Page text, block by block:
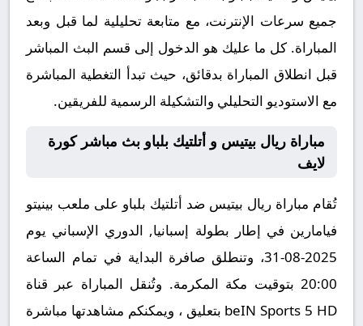
جميع سرعات الإنترنت، مع متابعة تحليلية لما قبل وبعد
المباراة. كل ما عليك هو الدخول إلى قسم البث المباشر
قبل انطلاق المباراة بدقائق، حيث تبدأ التغطية المباشرة
مع الاستوديو التحليلي والتشكيلة الرسمية للفريقين.
مباراة ريال بيتيس و أتلتيك بلباو بث مباشر كورة
لايف
تُقام مباراة ريال بيتيس ضد أتلتيك بلباو على ملعب بينيتو
فيامارين في إطار بطولة إسبانيا, الدوري الإسباني يوم
2025-08-31، وتنطلق صافرة البداية في تمام الساعة
20:00 بتوقيت مكة المكرمة. وتُنقل المباراة عبر قناة
beIN Sports 5 HD بتعليق ، ويمكنكم مشاهدتها مباشرة